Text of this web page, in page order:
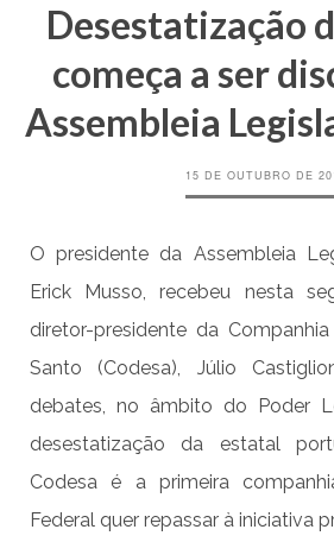
Desestatização
começa a ser
Assembleia
15 DE OUTUBRO DE
O presidente da Assembleia
Erick Musso, recebeu nesta
diretor-presidente da
Santo (Codesa), Júlio
debates, no âmbito do Poder
desestatização da estatal
Codesa é a primeira
Federal quer repassar à iniciativa